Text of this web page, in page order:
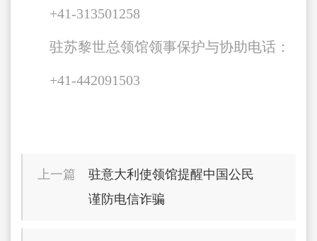
+41-313501258
驻苏黎世总领馆领事保护与协助电话：
+41-442091503
上一篇
驻意大利使领馆提醒中国公民
谨防电信诈骗